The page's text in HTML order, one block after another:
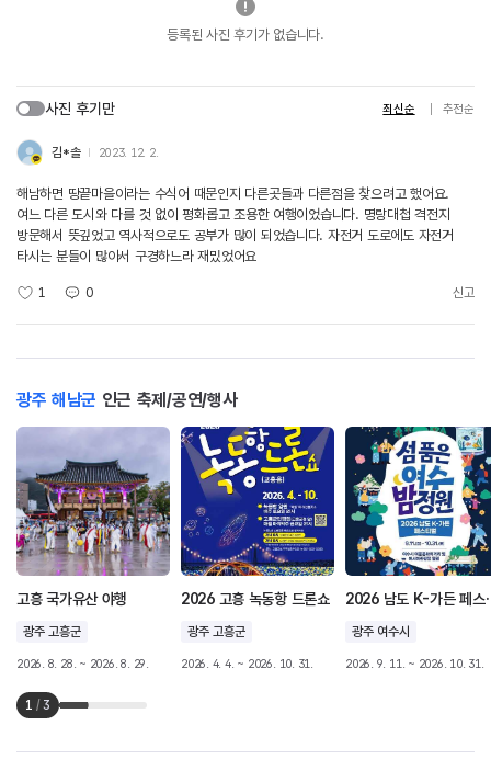
등록된 사진 후기가 없습니다.
사진 후기만 최신순 추천순
김*솔 2023. 12. 2.
해남하면 땅끝마을이라는 수식어 때문인지 다른곳들과 다른점을 찾으려고 했어요.
여느 다른 도시와 다를 것 없이 평화롭고 조용한 여행이었습니다. 명랑대첩 격전지
방문해서 뜻깊었고 역사적으로도 공부가 많이 되었습니다. 자전거 도로에도 자전거
타시는 분들이 많아서 구경하느라 재밌었어요
1 0 신고
광주 해남군 인근 축제/공연/행사
고흥 국가유산 야행
광주 고흥군
2026. 8. 28. ~ 2026. 8. 29.
2026 고흥 녹동항 드론쇼
광주 고흥군
2026. 4. 4. ~ 2026. 10. 31.
2026
광주 여수시
2026. 9. 11. ~ 2026. 10. 31.
1 / 3